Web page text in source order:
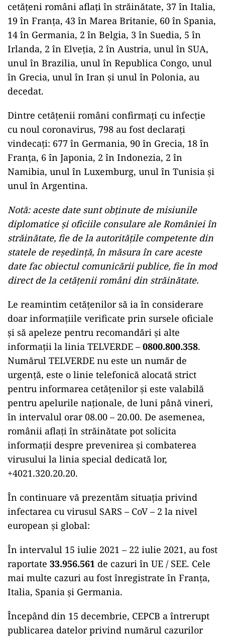
cetățeni români aflați în străinătate, 37 în Italia,
19 în Franța, 43 în Marea Britanie, 60 în Spania,
14 în Germania, 2 în Belgia, 3 în Suedia, 5 în
Irlanda, 2 în Elveția, 2 în Austria, unul în SUA,
unul în Brazilia, unul în Republica Congo, unul
în Grecia, unul în Iran și unul în Polonia, au
decedat.
Dintre cetățenii români confirmați cu infecție
cu noul coronavirus, 798 au fost declarați
vindecați: 677 în Germania, 90 în Grecia, 18 în
Franța, 6 în Japonia, 2 în Indonezia, 2 în
Namibia, unul în Luxemburg, unul în Tunisia și
unul în Argentina.
Notă: aceste date sunt obținute de misiunile
diplomatice și oficiile consulare ale României în
străinătate, fie de la autoritățile competente din
statele de reședință, în măsura în care aceste
date fac obiectul comunicării publice, fie în mod
direct de la cetățenii români din străinătate.
Le reamintim cetățenilor să ia în considerare
doar informațiile verificate prin sursele oficiale
și să apeleze pentru recomandări și alte
informații la linia TELVERDE – 0800.800.358.
Numărul TELVERDE nu este un număr de
urgență, este o linie telefonică alocată strict
pentru informarea cetățenilor și este valabilă
pentru apelurile naționale, de luni până vineri,
în intervalul orar 08.00 – 20.00. De asemenea,
românii aflați în străinătate pot solicita
informații despre prevenirea și combaterea
virusului la linia special dedicată lor,
+4021.320.20.20.
În continuare vă prezentăm situația privind
infectarea cu virusul SARS – CoV – 2 la nivel
european și global:
În intervalul 15 iulie 2021 – 22 iulie 2021, au fost
raportate 33.956.561 de cazuri în UE / SEE. Cele
mai multe cazuri au fost înregistrate în Franţa,
Italia, Spania și Germania.
Începând din 15 decembrie, CEPCB a întrerupt
publicarea datelor privind numărul cazurilor